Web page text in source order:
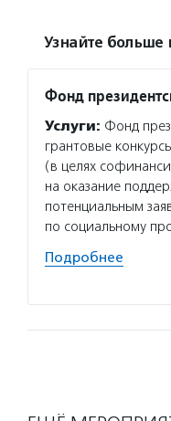
Узнайте больше
Фонд
Услуги: Фонд
грантовые
(в целях
на оказание
потенциальным
по социальному
Подробнее